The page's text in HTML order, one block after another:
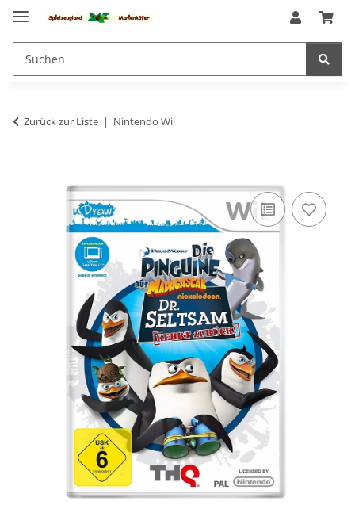
Zurück zur Liste Nintendo Wii